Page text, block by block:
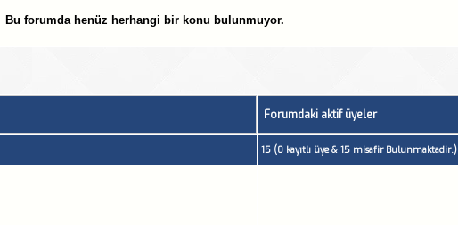
Bu forumda henüz herhangi bir konu bulunmuyor.
Forumdaki aktif üyeler
15 (0 kayıtlı üye & 15 misafir Bulunmaktadir.)